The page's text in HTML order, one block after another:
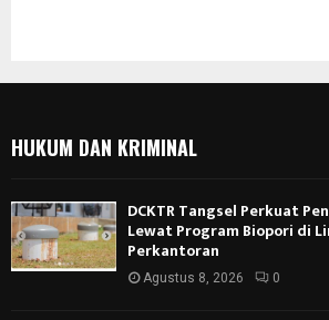
HUKUM DAN KRIMINAL
DCKTR Tangsel Perkuat
Lewat Program Biopori di
Perkantoran
Agustus 8, 2026 0